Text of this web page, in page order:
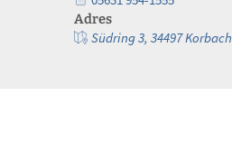
Adres
Südring 3, 34497 Korbach